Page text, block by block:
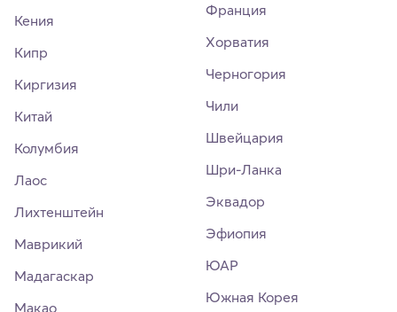
Кения
Кипр
Киргизия
Китай
Колумбия
Лаос
Лихтенштейн
Маврикий
Мадагаскар
Макао
Франция
Хорватия
Черногория
Чили
Швейцария
Шри-Ланка
Эквадор
Эфиопия
ЮАР
Южная Корея